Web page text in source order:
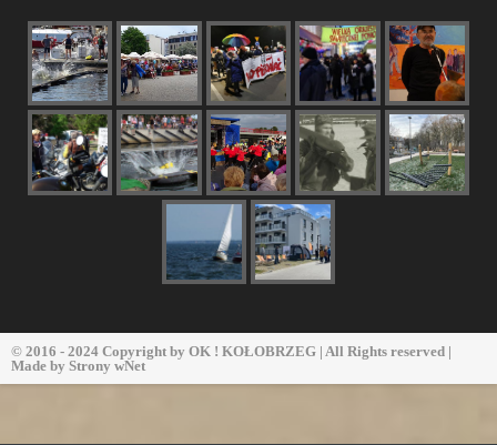
© 2016 - 2024 Copyright by OK ! KOŁOBRZEG | All Rights reserved |
Made by Strony wNet